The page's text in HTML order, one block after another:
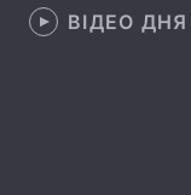
Відео з Youtube
ВІДЕО ДНЯ